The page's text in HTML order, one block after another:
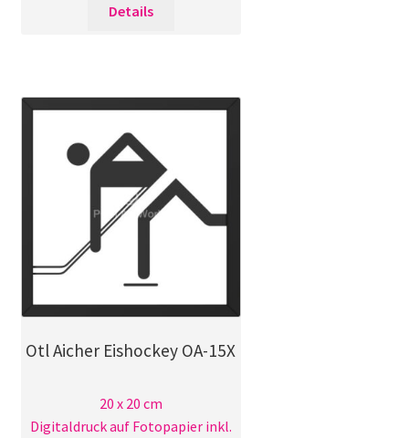
Details
Otl Aicher Eishockey OA-15X
20 x 20 cm
Digitaldruck auf Fotopapier inkl.